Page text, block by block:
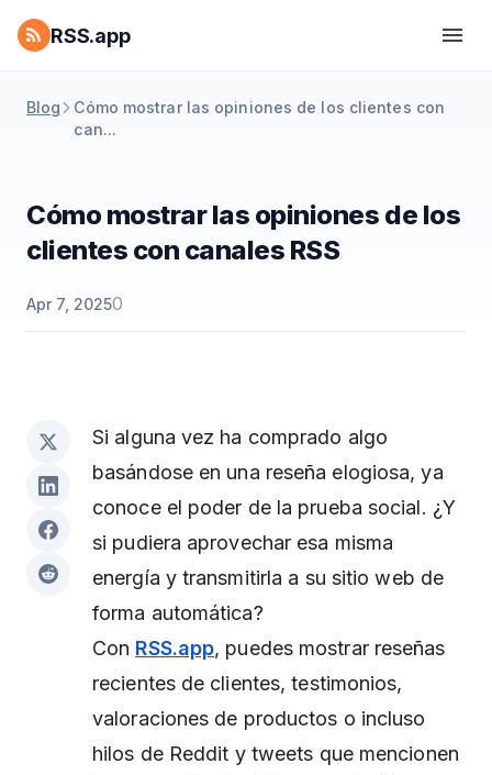
RSS.app
Blog
Cómo mostrar las opiniones de los clientes con
can...
Cómo mostrar las opiniones de los
clientes con canales RSS
Apr 7, 20250
Si alguna vez ha comprado algo
basándose en una reseña elogiosa, ya
conoce el poder de la prueba social. ¿Y
si pudiera aprovechar esa misma
energía y transmitirla a su sitio web de
forma automática?
Con RSS.app, puedes mostrar reseñas
recientes de clientes, testimonios,
valoraciones de productos o incluso
hilos de Reddit y tweets que mencionen